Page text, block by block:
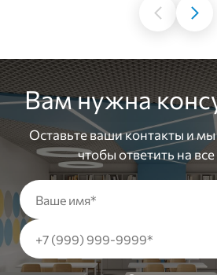
Вам нужна
Оставьте ваши контакты и
чтобы ответить на